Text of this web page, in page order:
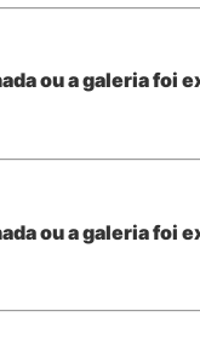
ou a galeria foi
ou a galeria foi